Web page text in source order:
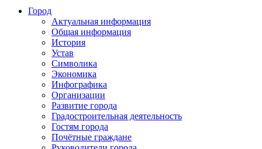
Город
Актуальная информация
Общая информация
История
Устав
Символика
Экономика
Инфографика
Организации
Развитие города
Градостроительная деятельность
Гостям города
Почётные граждане